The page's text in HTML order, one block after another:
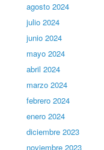
agosto 2024
julio 2024
junio 2024
mayo 2024
abril 2024
marzo 2024
febrero 2024
enero 2024
diciembre 2023
noviembre 2023